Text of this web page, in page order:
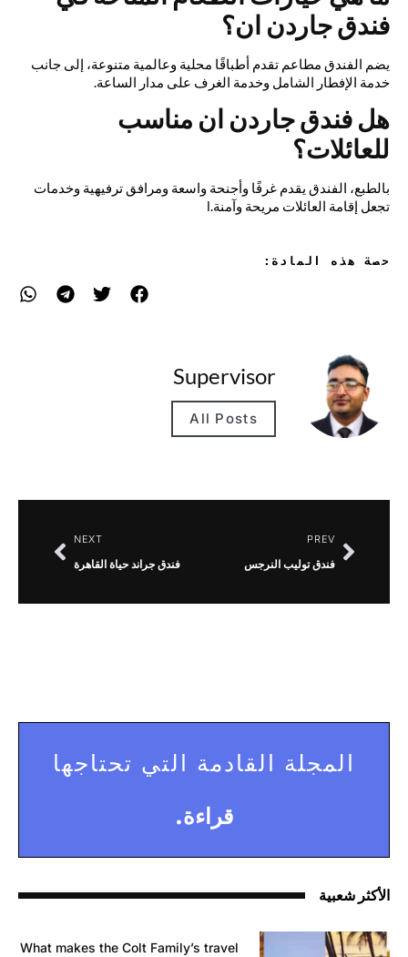
فندق جاردن ان؟
يضم الفندق مطاعم تقدم أطباقًا محلية وعالمية متنوعة، إلى جانب
خدمة الإفطار الشامل وخدمة الغرف على مدار الساعة.
هل فندق جاردن ان مناسب
للعائلات؟
بالطبع، الفندق يقدم غرفًا وأجنحة واسعة ومرافق ترفيهية وخدمات
تجعل إقامة العائلات مريحة وآمنة.l
حصة هذه المادة:
Supervisor
All Posts
PREV
فندق توليب النرجس
NEXT
فندق جراند حياة القاهرة
المجلة القادمة التي تحتاجها
قراءة.
الأكثر شعبية
What makes the Colt Family’s travel